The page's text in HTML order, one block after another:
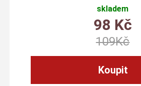
skladem
98 Kč
109Kč